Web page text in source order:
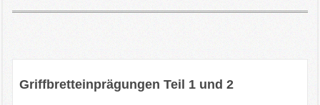
Griffbretteinprägungen Teil 1 und 2